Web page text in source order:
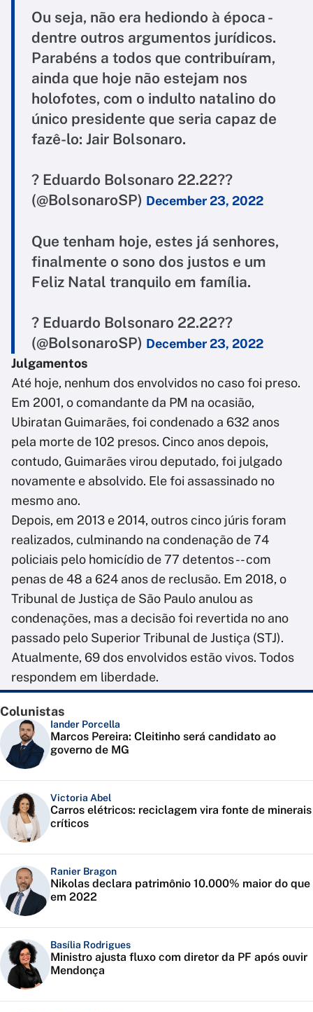
Ou seja, não era hediondo à época -
dentre outros argumentos jurídicos.
Parabéns a todos que contribuíram,
ainda que hoje não estejam nos
holofotes, com o indulto natalino do
único presidente que seria capaz de
fazê-lo: Jair Bolsonaro.
? Eduardo Bolsonaro 22.22??
(@BolsonaroSP) December 23, 2022
Que tenham hoje, estes já senhores,
finalmente o sono dos justos e um
Feliz Natal tranquilo em família.
? Eduardo Bolsonaro 22.22??
(@BolsonaroSP) December 23, 2022
Julgamentos
Até hoje, nenhum dos envolvidos no caso foi preso.
Em 2001, o comandante da PM na ocasião,
Ubiratan Guimarães, foi condenado a 632 anos
pela morte de 102 presos. Cinco anos depois,
contudo, Guimarães virou deputado, foi julgado
novamente e absolvido. Ele foi assassinado no
mesmo ano.
Depois, em 2013 e 2014, outros cinco júris foram
realizados, culminando na condenação de 74
policiais pelo homicídio de 77 detentos -- com
penas de 48 a 624 anos de reclusão. Em 2018, o
Tribunal de Justiça de São Paulo anulou as
condenações, mas a decisão foi revertida no ano
passado pelo Superior Tribunal de Justiça (STJ).
Atualmente, 69 dos envolvidos estão vivos. Todos
respondem em liberdade.
Colunistas
Iander Porcella
Marcos Pereira: Cleitinho será candidato ao
governo de MG
Victoria Abel
Carros elétricos: reciclagem vira fonte de minerais
críticos
Ranier Bragon
Nikolas declara patrimônio 10.000% maior do que
em 2022
Basília Rodrigues
Ministro ajusta fluxo com diretor da PF após ouvir
Mendonça